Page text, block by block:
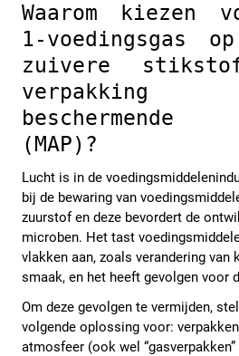
Waarom kiezen
1-voedingsgas
zuivere
(MAP)?
Lucht is in de
bij de bewaring van
zuurstof en deze bevordert de
microben. Het tast
vlakken aan, zoals verandering van
smaak, en het heeft gevolgen voor
Om deze gevolgen te vermijden,
volgende oplossing voor:
atmosfeer (ook wel